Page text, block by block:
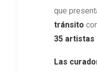
que
tránsito
35 artistas
Las